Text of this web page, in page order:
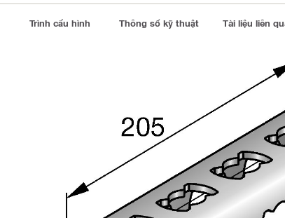
Trình cấu hình Thông số kỹ thuật Tài liệu liên